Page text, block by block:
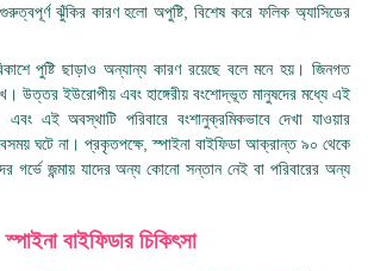
গুরুত্বপূর্ণ ঝুঁকির কারণ হলো অপুষ্টি, বিশেষ করে ফলিক অ্যাসিডের
পুষ্টি ছাড়াও অন্যান্য কারণ রয়েছে বলে মনে হয়। জিনগত
উত্তর ইউরোপীয় এবং হাঙ্গেরীয় বংশোদ্ভূত মানুষদের মধ্যে এই
এই অবস্থাটি পরিবারে বংশানুক্রমিকভাবে দেখা যাওয়ার
ঘটে না। প্রকৃতপক্ষে, স্পাইনা বাইফিডা আক্রান্ত ৯০ থেকে
গর্ভে জন্মায় যাদের অন্য কোনো সন্তান নেই বা পরিবারের অন্য
স্পাইনা বাইফিডার চিকিৎসা